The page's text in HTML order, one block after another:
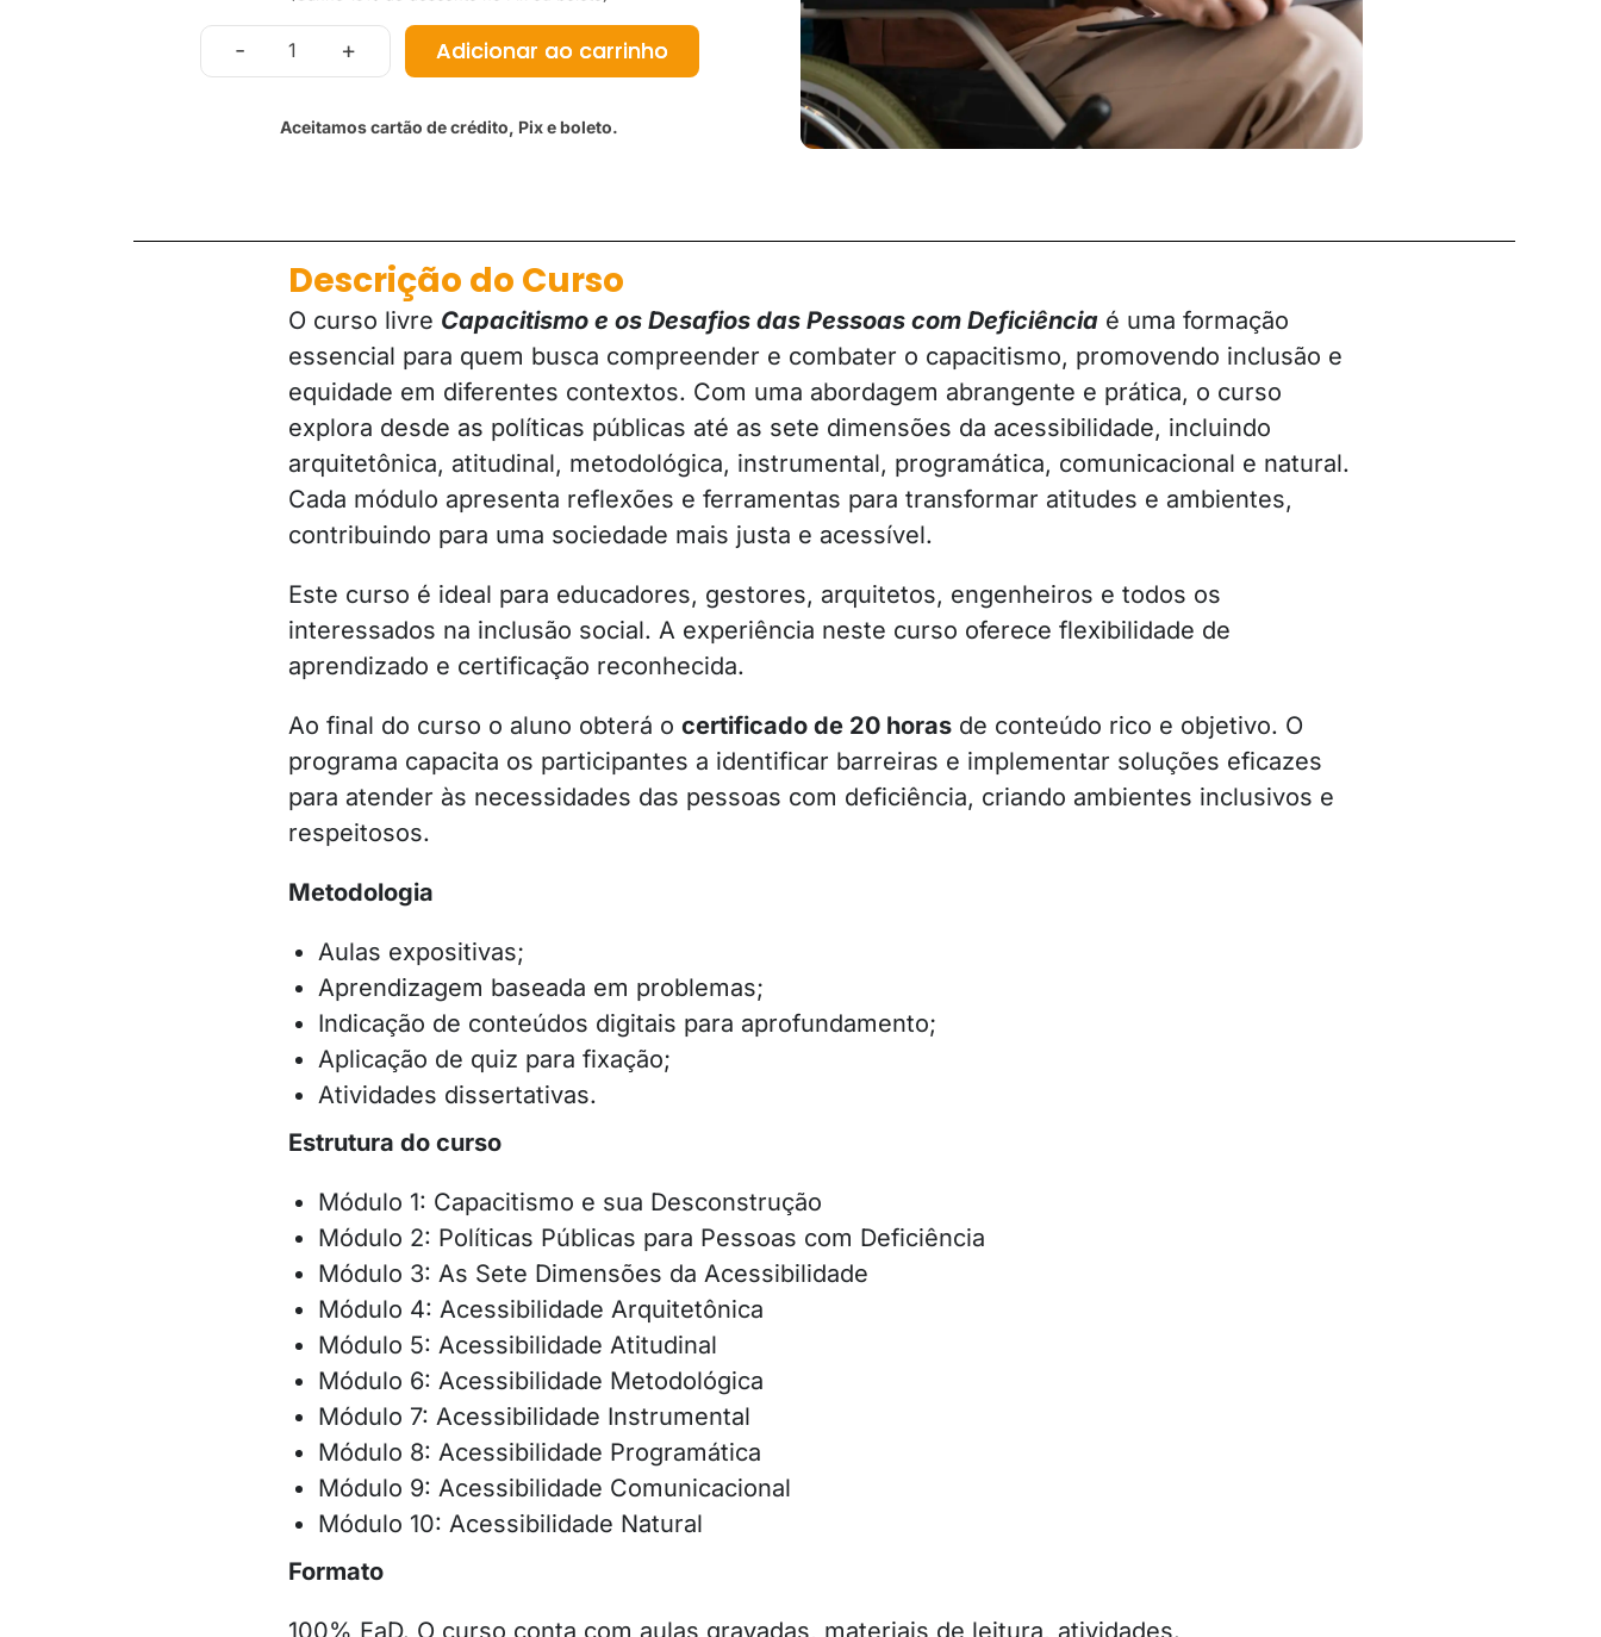
- + Adicionar ao carrinho
Aceitamos cartão de crédito, Pix e boleto.
Descrição do Curso
O curso livre Capacitismo e os Desafios das Pessoas com Deficiência é uma formação
essencial para quem busca compreender e combater o capacitismo, promovendo inclusão e
equidade em diferentes contextos. Com uma abordagem abrangente e prática, o curso
explora desde as políticas públicas até as sete dimensões da acessibilidade, incluindo
arquitetônica, atitudinal, metodológica, instrumental, programática, comunicacional e natural.
Cada módulo apresenta reflexões e ferramentas para transformar atitudes e ambientes,
contribuindo para uma sociedade mais justa e acessível.
Este curso é ideal para educadores, gestores, arquitetos, engenheiros e todos os
interessados na inclusão social. A experiência neste curso oferece flexibilidade de
aprendizado e certificação reconhecida.
Ao final do curso o aluno obterá o certificado de 20 horas de conteúdo rico e objetivo. O
programa capacita os participantes a identificar barreiras e implementar soluções eficazes
para atender às necessidades das pessoas com deficiência, criando ambientes inclusivos e
respeitosos.
Metodologia
Aulas expositivas;
Aprendizagem baseada em problemas;
Indicação de conteúdos digitais para aprofundamento;
Aplicação de quiz para fixação;
Atividades dissertativas.
Estrutura do curso
Módulo 1: Capacitismo e sua Desconstrução
Módulo 2: Políticas Públicas para Pessoas com Deficiência
Módulo 3: As Sete Dimensões da Acessibilidade
Módulo 4: Acessibilidade Arquitetônica
Módulo 5: Acessibilidade Atitudinal
Módulo 6: Acessibilidade Metodológica
Módulo 7: Acessibilidade Instrumental
Módulo 8: Acessibilidade Programática
Módulo 9: Acessibilidade Comunicacional
Módulo 10: Acessibilidade Natural
Formato
100% EaD. O curso conta com aulas gravadas, materiais de leitura, atividades.